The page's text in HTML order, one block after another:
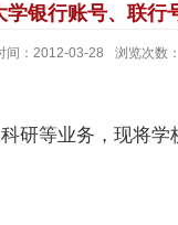
学银行账号、联行
间：2012-03-28 浏览次数：
研等业务，现将学